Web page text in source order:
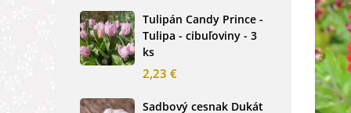
Tulipán Candy Prince -
Tulipa - cibuľoviny - 3
ks
2,23 €
Sadbový cesnak Dukát
-...